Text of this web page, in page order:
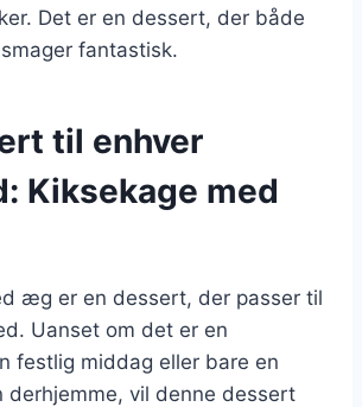
Det er en dessert, der både
fantastisk.
til enhver
Kiksekage med
æg er en dessert, der passer til
Uanset om det er en
festlig middag eller bare en
derhjemme, vil denne dessert